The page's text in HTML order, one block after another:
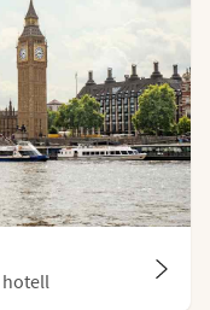
hotell